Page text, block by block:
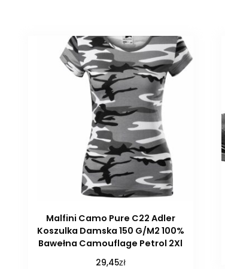
Malfini Camo Pure C22 Adler
Koszulka Damska 150 G/M2 100%
Bawełna Camouflage Petrol 2Xl
29,45zł